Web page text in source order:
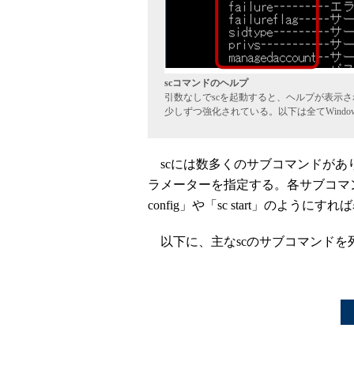
scコマンドのヘルプ
引数なしでscを起動すると、ヘルプが表示
少しずつ強化されている。以下は全て
scには数多くのサブコマンドがあ
ラメーターを指定する。各サブコ
config」や「sc start」のようにすれ
以下に、主なscのサブコマンドを